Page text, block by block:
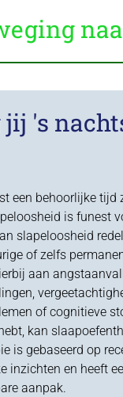
's
een behoorlijke tijd
is funest
slapeloosheid
of zelfs
aan
of cognitieve
kan
is gebaseerd op
inzichten en heeft
aanpak.